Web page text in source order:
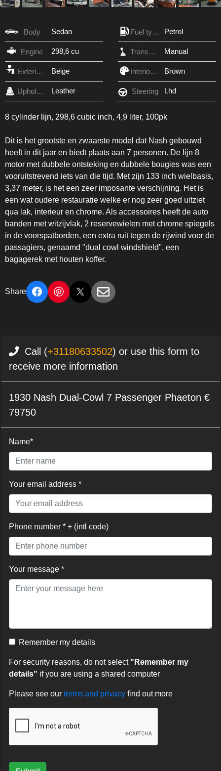
Body Sedan Fuel type Petrol
Engine 298,6 cu Transmission Manual
Exterior Color Beige Interior Color Brown
Upholstery Leather Steering Lhd
8 cylinder lijn, 298,6 cubic inch, 4,9 liter, 100pk
Dit is het grootste en zwaarste model dat Nash gebouwd
heeft in dit jaar en biedt plaats aan 7 personen. De lijn 8
motor met dubbele ontsteking en dubbele bougies was een
vooruitstrevend iets van die tijd. Met zijn 133 inch wielbasis,
3,37 meter, is het een zeer imposante verschijning. Het is
een wat oudere restauratie welke er nog zeer goed uitziet
qua lak, interieur en chrome. Als accessoires heeft de auto
banden met witzijvlak, 2 reservewielen met chrome spiegels
in de voorspatborden, een extra ruit tegen de rijwind voor de
passagiers, genaamd "dual cowl windshield", een
bagagerek met houten koffer.
Share
Call (+31180633502) or use this form to
receive more information
1930 Nash Dual-Cowl 7 Passenger Phaeton €
79750
Name*
Your email address *
Phone number * + (intl code)
Your message *
Remember my details
For security reasons, do not select "Remember my
details" if you are using a shared computer
Please see our terms and privacy find out more